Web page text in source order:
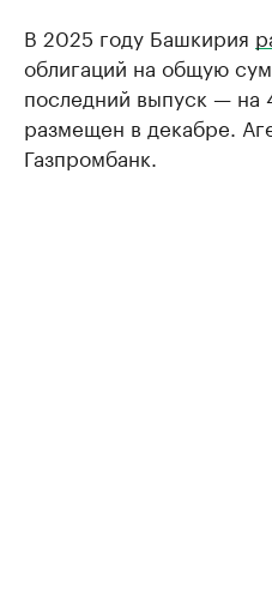
В 2025 году Башкирия
облигаций на общую
последний выпуск —
размещен в декабре.
Газпромбанк.